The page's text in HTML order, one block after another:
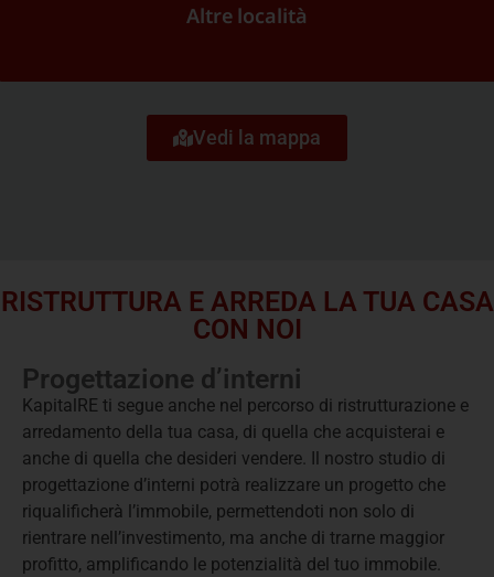
Altre località
Vedi la mappa
RISTRUTTURA E ARREDA LA TUA CASA
CON NOI
Progettazione d’interni
KapitalRE ti segue anche nel percorso di ristrutturazione e
arredamento della tua casa, di quella che acquisterai e
anche di quella che desideri vendere. Il nostro studio di
progettazione d’interni potrà realizzare un progetto che
riqualificherà l’immobile, permettendoti non solo di
rientrare nell’investimento, ma anche di trarne maggior
profitto, amplificando le potenzialità del tuo immobile.